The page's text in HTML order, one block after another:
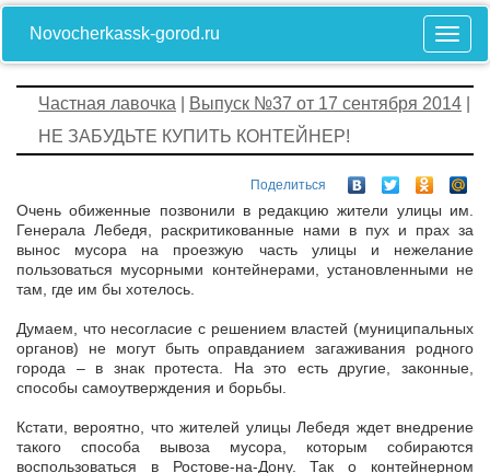
Novocherkassk-gorod.ru
Частная лавочка Выпуск №37 от 17 сентября 2014
НЕ ЗАБУДЬТЕ КУПИТЬ КОНТЕЙНЕР!
Поделиться
Очень обиженные позвонили в редакцию жители улицы им.
Генерала Лебедя, раскритикованные нами в пух и прах за
вынос мусора на проезжую часть улицы и нежелание
пользоваться мусорными контейнерами, установленными не
там, где им бы хотелось.
Думаем, что несогласие с решением властей (муниципальных
органов) не могут быть оправданием загаживания родного
города – в знак протеста. На это есть другие, законные,
способы самоутверждения и борьбы.
Кстати, вероятно, что жителей улицы Лебедя ждет внедрение
такого способа вывоза мусора, которым собираются
воспользоваться в Ростове-на-Дону. Так о контейнерном